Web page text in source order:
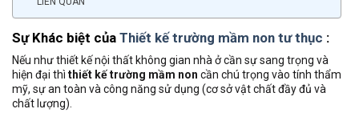
Sự Khác biệt của Thiết kế trường mầm non tư thục :
Nếu như thiết kế nội thất không gian nhà ở cần sự sang trọng và
hiện đại thì thiết kế trường mầm non cần chú trọng vào tính thẩm
mỹ, sự an toàn và công năng sử dụng (cơ sở vật chất đầy đủ và
chất lượng).